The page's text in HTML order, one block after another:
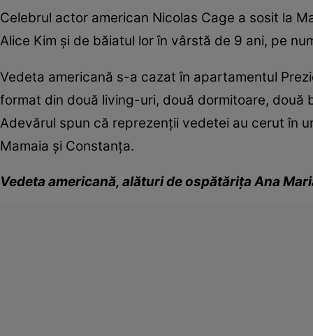
Celebrul actor american Nicolas Cage a sosit la
Alice Kim şi de băiatul lor în vârstă de 9 ani, pe
Vedeta americană s-a cazat în apartamentul
format din două living-uri, două dormitoare, două
Adevărul spun că reprezenţii vedetei au cerut în
Mamaia şi Constanţa.
Vedeta americană, alături de ospătăriţa Ana